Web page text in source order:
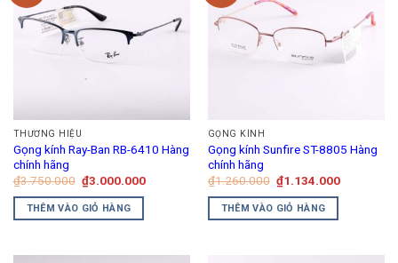
THƯƠNG HIỆU
Gọng kính Ray-Ban RB-6410 Hàng
chính hãng
₫3.750.000 Giá
gốc
là:
₫3.750.000.
₫3.000.000Giá
THÊM VÀO GIỎ HÀNG
GỌNG KÍNH
Gọng kính Sunfire ST-8805 Hàng
chính hãng
₫1.260.000 Giá
gốc
là:
₫1.260.000.
₫1.134.000Giá
THÊM VÀO GIỎ HÀNG